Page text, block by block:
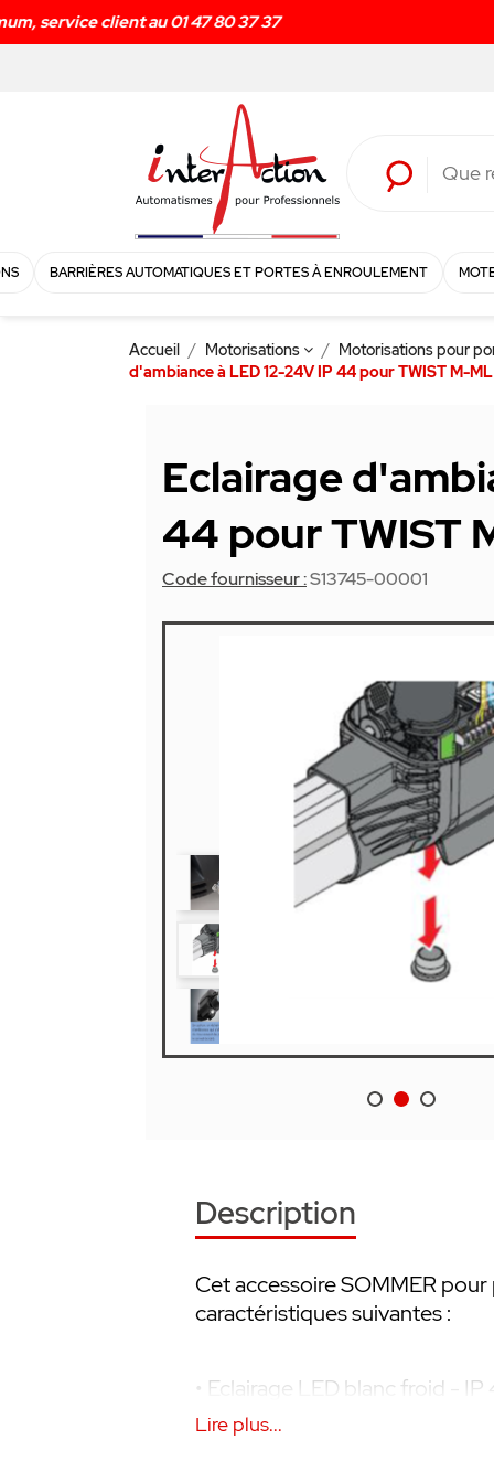
BARRIÈRES AUTOMATIQUES ET PORTES À ENROULEMENT
Accueil Motorisations Motorisations pour
d'ambiance à LED 12-24V IP 44 pour TWIST M-
Eclairage
44 pour TWIST
Code fournisseur :S13745-00001
Description
Cet accessoire SOMMER
caractéristiques suivantes :
• Eclairage LED blanc froid - IP
• DC 12-24V – Consommation :
• Fonctionne durant le temps
Lire plus...